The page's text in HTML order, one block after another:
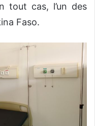
tout cas, l’un des
Faso.